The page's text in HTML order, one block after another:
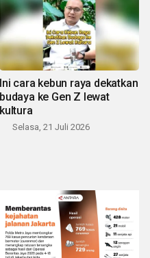
Ini cara kebun raya dekatkan
budaya ke Gen Z lewat
kultura
Selasa, 21 Juli 2026